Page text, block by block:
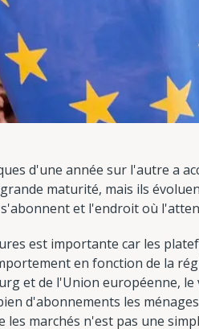
d'une année sur l'autre a
maturité, mais ils
et l'endroit où
est importante car les
en fonction de la
et de l'Union européenne,
d'abonnements les
les marchés n'est pas une